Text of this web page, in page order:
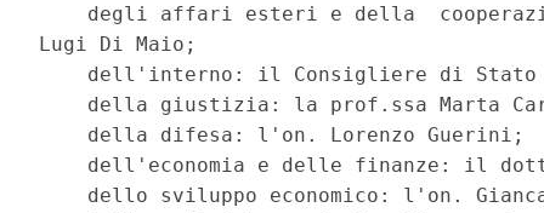
degli affari esteri e della
Lugi Di Maio;
dell'interno: il Consigliere di
della giustizia: la prof.ssa Marta
    della difesa: l'on. Lorenzo Guerini;
dell'economia e delle finanze: il
dello sviluppo economico: l'on.